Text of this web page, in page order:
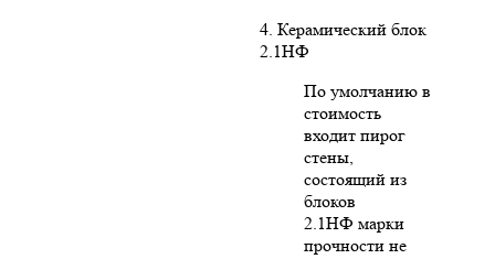
4. Керамический блок
2.1НФ
По умолчанию в
стоимость
входит пирог
стены,
состоящий из
блоков
2.1НФ марки
прочности не